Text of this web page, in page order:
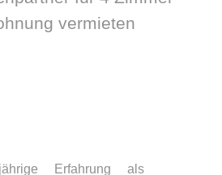
vermieten
Erfahrung als